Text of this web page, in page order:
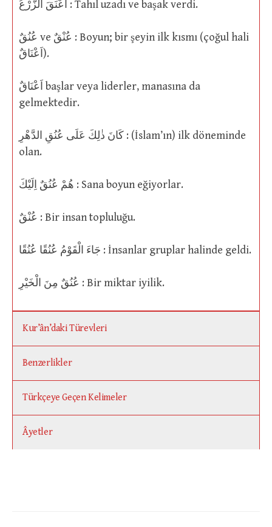
اَعْنَقَ الزَّرْعُ : Tahıl uzadı ve başak verdi.
عُنُقٌ ve عُنْقٌ : Boyun; bir şeyin ilk kısmı (çoğul hali
اَعْنَاقٌ).
اَعْنَاقٌ başlar veya liderler, manasına da
gelmektedir.
كَانَ ذٰلِكَ عَلَى عُنُقِ الدَّهْرِ : (İslam’ın) ilk döneminde
olan.
هُمْ عُنُقٌ اِلَيْكَ : Sana boyun eğiyorlar.
عُنْقٌ : Bir insan topluluğu.
جَاءَ الْقَوْمُ عُنُقًا عُنُقًا : İnsanlar gruplar halinde geldi.
عُنُقٌ مِنَ الْخَيْرِ : Bir miktar iyilik.
Kur’ân’daki Türevleri
Benzerlikler
Türkçeye Geçen Kelimeler
Âyetler